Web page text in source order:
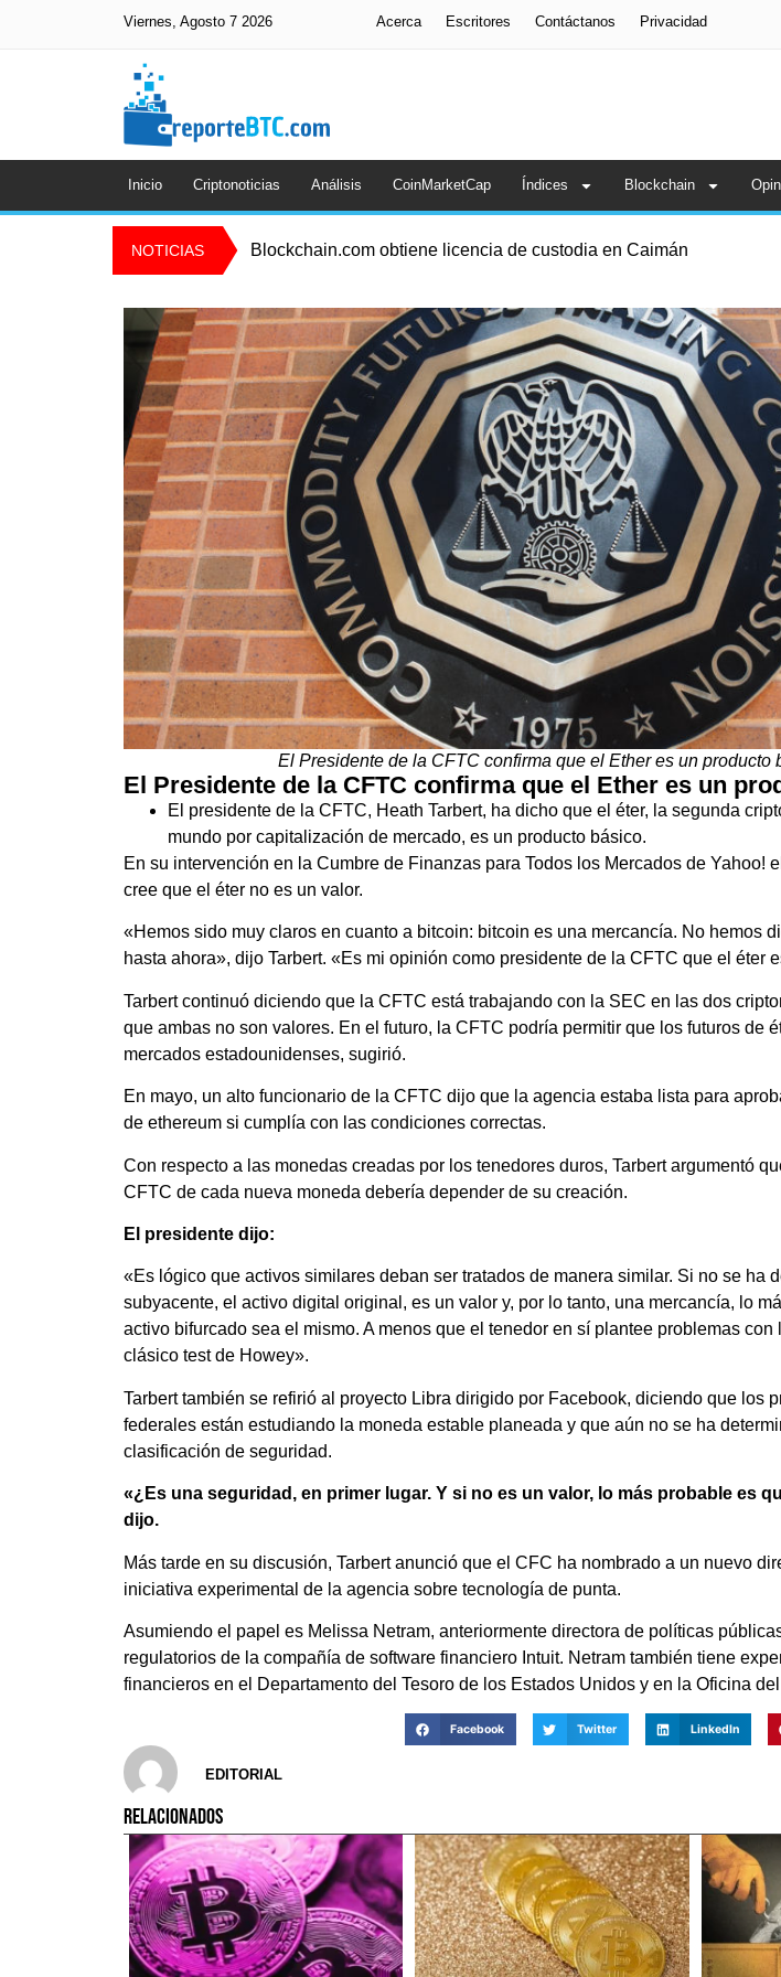
Viernes, Agosto 7 2026 Acerca Escritores Contáctanos Privacidad
Inicio Criptonoticias Análisis CoinMarketCap Índices Blockchain
NOTICIAS Blockchain.com obtiene licencia de custodia en Caimán
El Presidente de la CFTC confirma que el Ether es un producto
El Presidente de la CFTC confirma que el Ether es un
El presidente de la CFTC, Heath Tarbert, ha dicho que el éter, la segunda
mundo por capitalización de mercado, es un producto básico.
En su intervención en la Cumbre de Finanzas para Todos los Mercados de Yahoo!
cree que el éter no es un valor.
«Hemos sido muy claros en cuanto a bitcoin: bitcoin es una mercancía. No hemos
hasta ahora», dijo Tarbert. «Es mi opinión como presidente de la CFTC que el éter
Tarbert continuó diciendo que la CFTC está trabajando con la SEC en las dos
que ambas no son valores. En el futuro, la CFTC podría permitir que los futuros de
mercados estadounidenses, sugirió.
En mayo, un alto funcionario de la CFTC dijo que la agencia estaba lista para
de ethereum si cumplía con las condiciones correctas.
Con respecto a las monedas creadas por los tenedores duros, Tarbert argumentó
CFTC de cada nueva moneda debería depender de su creación.
El presidente dijo:
«Es lógico que activos similares deban ser tratados de manera similar. Si no se ha
subyacente, el activo digital original, es un valor y, por lo tanto, una mercancía, lo
activo bifurcado sea el mismo. A menos que el tenedor en sí plantee problemas con
clásico test de Howey».
Tarbert también se refirió al proyecto Libra dirigido por Facebook, diciendo que los
federales están estudiando la moneda estable planeada y que aún no se ha
clasificación de seguridad.
«¿Es una seguridad, en primer lugar. Y si no es un valor, lo más probable es
dijo.
Más tarde en su discusión, Tarbert anunció que el CFC ha nombrado a un nuevo
iniciativa experimental de la agencia sobre tecnología de punta.
Asumiendo el papel es Melissa Netram, anteriormente directora de políticas
regulatorios de la compañía de software financiero Intuit. Netram también tiene
financieros en el Departamento del Tesoro de los Estados Unidos y en la Oficina
Facebook Twitter LinkedIn
EDITORIAL
RELACIONADOS